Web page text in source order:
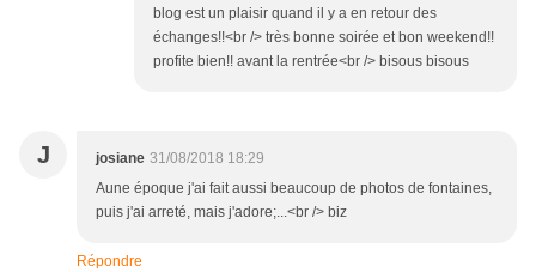
blog est un plaisir quand il y a en retour des
échanges!!<br /> très bonne soirée et bon weekend!!
profite bien!! avant la rentrée<br /> bisous bisous
J josiane 31/08/2018 18:29
Aune époque j'ai fait aussi beaucoup de photos de fontaines,
puis j'ai arreté, mais j'adore;...<br /> biz
Répondre